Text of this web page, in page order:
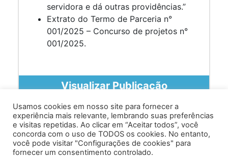
servidora e dá outras providências.”
Extrato do Termo de Parceria n°
001/2025 – Concurso de projetos n°
001/2025.
Visualizar Publicação
Av. Prof. Armando Alves da Silva, nº 1950 - Zacarias,
Caratinga - MG - 35302-403 / Tel: (33) 3329 8000
Usamos cookies em nosso site para fornecer a
experiência mais relevante, lembrando suas preferências
e visitas repetidas. Ao clicar em “Aceitar todos”, você
concorda com o uso de TODOS os cookies. No entanto,
você pode visitar "Configurações de cookies" para
fornecer um consentimento controlado.